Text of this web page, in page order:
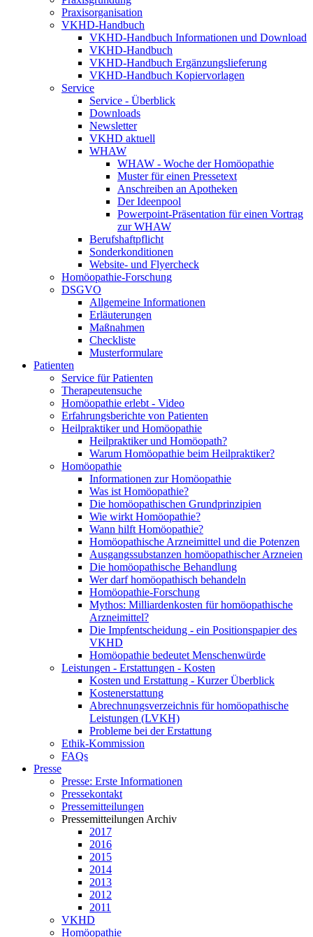
Praxisorganisation
VKHD-Handbuch
VKHD-Handbuch Informationen und Download
VKHD-Handbuch
VKHD-Handbuch Ergänzungslieferung
VKHD-Handbuch Kopiervorlagen
Service
Service - Überblick
Downloads
Newsletter
VKHD aktuell
WHAW
WHAW - Woche der Homöopathie
Muster für einen Pressetext
Anschreiben an Apotheken
Der Ideenpool
Powerpoint-Präsentation für einen Vortrag
zur WHAW
Berufshaftpflicht
Sonderkonditionen
Website- und Flyercheck
Homöopathie-Forschung
DSGVO
Allgemeine Informationen
Erläuterungen
Maßnahmen
Checkliste
Musterformulare
Patienten
Service für Patienten
Therapeutensuche
Homöopathie erlebt - Video
Erfahrungsberichte von Patienten
Heilpraktiker und Homöopathie
Heilpraktiker und Homöopath?
Warum Homöopathie beim Heilpraktiker?
Homöopathie
Informationen zur Homöopathie
Was ist Homöopathie?
Die homöopathischen Grundprinzipien
Wie wirkt Homöopathie?
Wann hilft Homöopathie?
Homöopathische Arzneimittel und die Potenzen
Ausgangssubstanzen homöopathischer Arzneien
Die homöopathische Behandlung
Wer darf homöopathisch behandeln
Homöopathie-Forschung
Mythos: Milliardenkosten für homöopathische
Arzneimittel?
Die Impfentscheidung - ein Positionspapier des
VKHD
Homöopathie bedeutet Menschenwürde
Leistungen - Erstattungen - Kosten
Kosten und Erstattung - Kurzer Überblick
Kostenerstattung
Abrechnungsverzeichnis für homöopathische
Leistungen (LVKH)
Probleme bei der Erstattung
Ethik-Kommission
FAQs
Presse
Presse: Erste Informationen
Pressekontakt
Pressemitteilungen
Pressemitteilungen Archiv
2017
2016
2015
2014
2013
2012
2011
VKHD
Homöopathie